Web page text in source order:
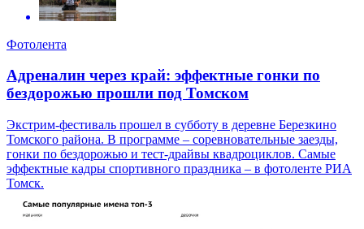
Фотолента
Адреналин через край: эффектные гонки по
бездорожью прошли под Томском
Экстрим-фестиваль прошел в субботу в деревне Березкино
Томского района. В программе – соревновательные заезды,
гонки по бездорожью и тест-драйвы квадроциклов. Самые
эффектные кадры спортивного праздника – в фотоленте РИА
Томск.